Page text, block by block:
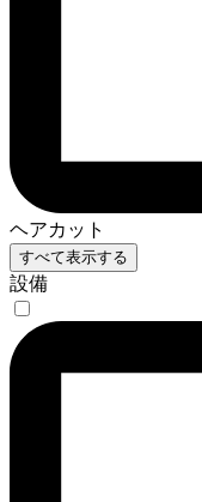
ヘアカット
すべて表示する
設備